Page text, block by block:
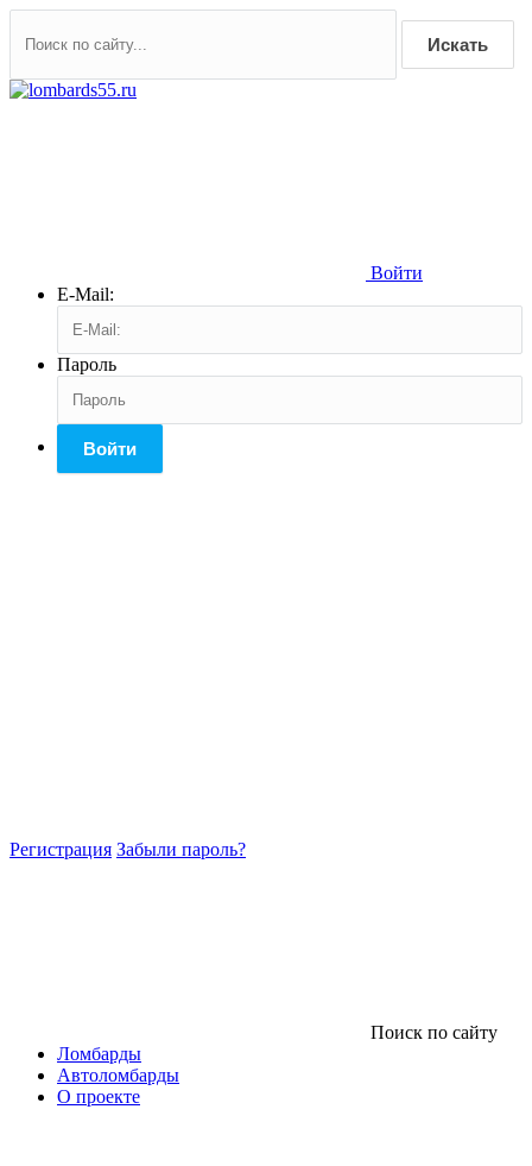
Искать
Войти
E-Mail:
Пароль
Войти
Регистрация Забыли пароль?
Поиск по сайту
Ломбарды
Автоломбарды
О проекте